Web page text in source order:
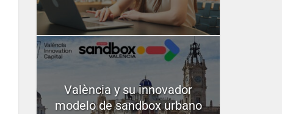
València y su innovador
modelo de sandbox urbano